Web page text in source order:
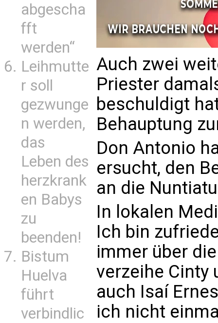
abgescha
fft
werden“
Leihmutte
r soll
gezwunge
n werden,
das
Leben des
herzkrank
en Babys
zu
beenden!
Bistum
Huelva
führt
verbindlic
Auch zwei
Priester
beschuldigt
Behauptung
Don Antonio
ersucht, den
an die
In lokalen
Ich bin
immer über
verzeihe Cinty
auch Isaí
ich nicht